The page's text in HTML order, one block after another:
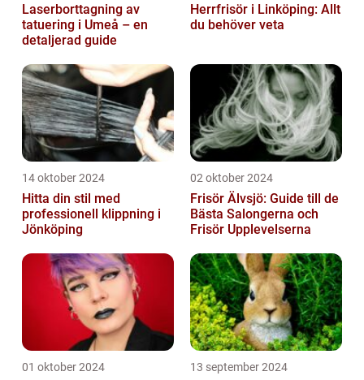
Laserborttagning av
tatuering i Umeå – en
detaljerad guide
Herrfrisör i Linköping: Allt
du behöver veta
14 oktober 2024
Hitta din stil med
professionell klippning i
Jönköping
02 oktober 2024
Frisör Älvsjö: Guide till de
Bästa Salongerna och
Frisör Upplevelserna
01 oktober 2024 13 september 2024